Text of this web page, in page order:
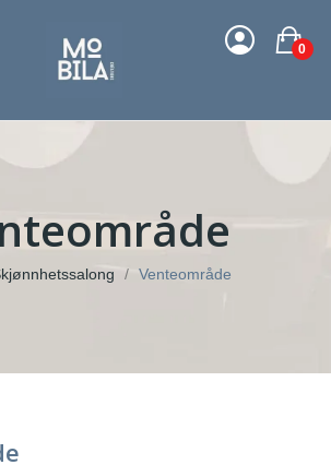
0
Venteområde